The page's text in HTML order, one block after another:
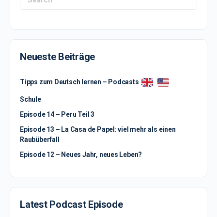
for:
Neueste Beiträge
Tipps zum Deutsch lernen – Podcasts
Schule
Episode 14 – Peru Teil 3
Episode 13 – La Casa de Papel: viel mehr als einen
Raubüberfall
Episode 12 – Neues Jahr, neues Leben?
Latest Podcast Episode